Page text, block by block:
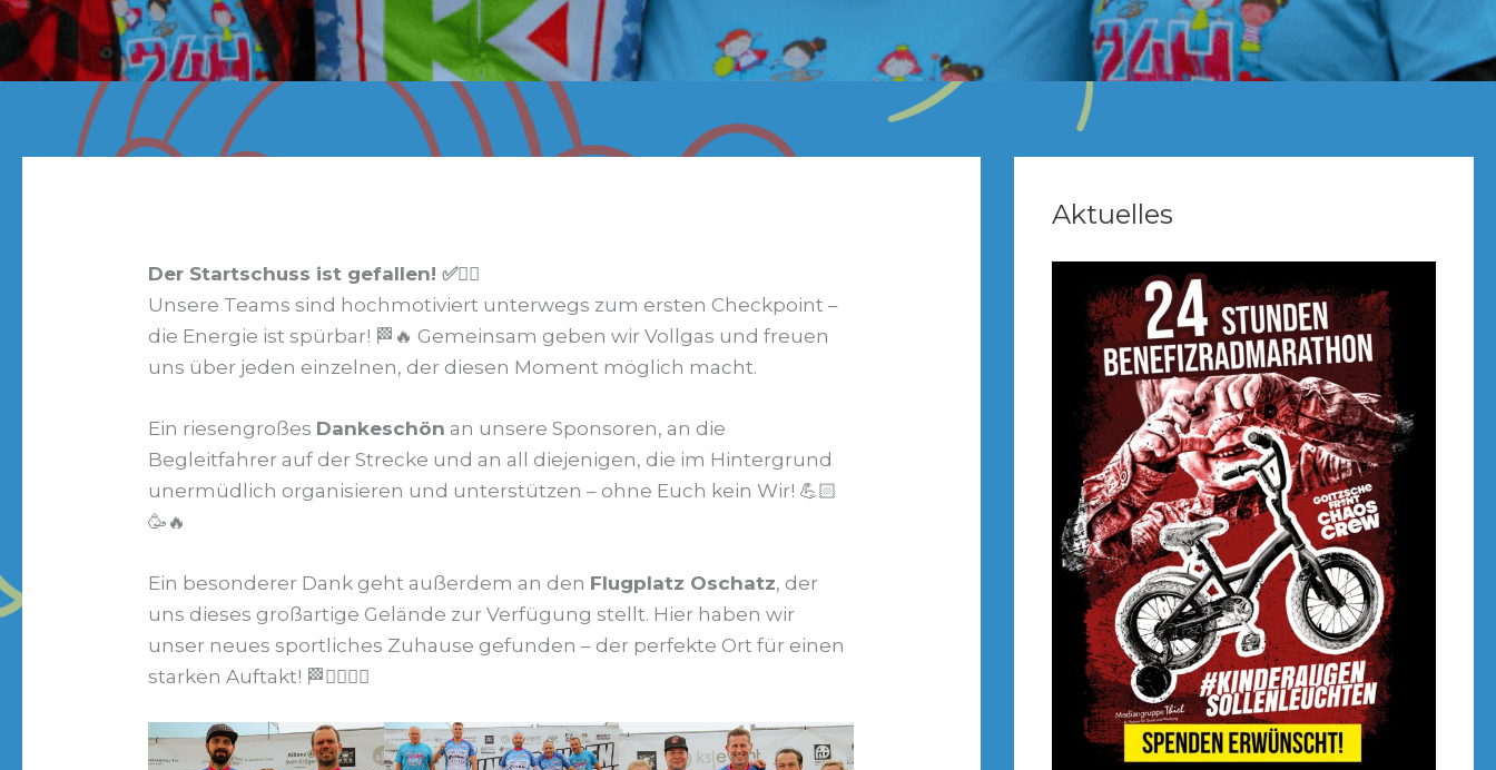
Der Startschuss ist gefallen! ✅🚴‍♀️
Unsere Teams sind hochmotiviert unterwegs zum ersten Checkpoint –
die Energie ist spürbar! 🏁🔥 Gemeinsam geben wir Vollgas und freuen
uns über jeden einzelnen, der diesen Moment möglich macht.
Ein riesengroßes Dankeschön an unsere Sponsoren, an die
Begleitfahrer auf der Strecke und an all diejenigen, die im Hintergrund
unermüdlich organisieren und unterstützen – ohne Euch kein Wir! 💪🏻
🥳🔥
Ein besonderer Dank geht außerdem an den Flugplatz Oschatz, der
uns dieses großartige Gelände zur Verfügung stellt. Hier haben wir
unser neues sportliches Zuhause gefunden – der perfekte Ort für einen
starken Auftakt! 🏁🚴🏼‍♂️✨
Aktuelles